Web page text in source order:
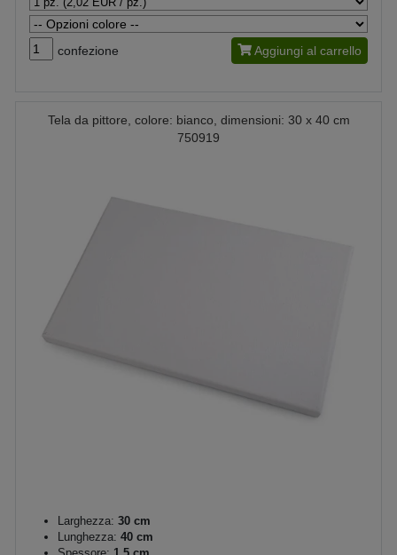
confezione Aggiungi al carrello
Tela da pittore, colore: bianco, dimensioni: 30 x 40 cm
750919
Larghezza: 30 cm
Lunghezza: 40 cm
Spessore: 1,5 cm